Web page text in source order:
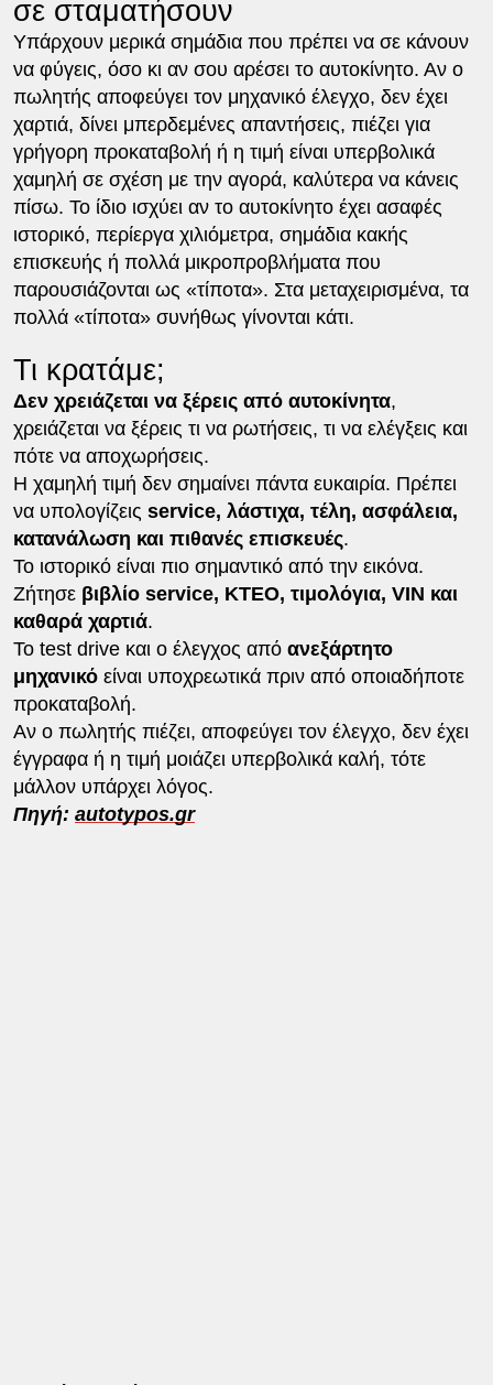
σε σταματήσουν
Υπάρχουν μερικά σημάδια που πρέπει να σε κάνουν
να φύγεις, όσο κι αν σου αρέσει το αυτοκίνητο. Αν ο
πωλητής αποφεύγει τον μηχανικό έλεγχο, δεν έχει
χαρτιά, δίνει μπερδεμένες απαντήσεις, πιέζει για
γρήγορη προκαταβολή ή η τιμή είναι υπερβολικά
χαμηλή σε σχέση με την αγορά, καλύτερα να κάνεις
πίσω. Το ίδιο ισχύει αν το αυτοκίνητο έχει ασαφές
ιστορικό, περίεργα χιλιόμετρα, σημάδια κακής
επισκευής ή πολλά μικροπροβλήματα που
παρουσιάζονται ως «τίποτα». Στα μεταχειρισμένα, τα
πολλά «τίποτα» συνήθως γίνονται κάτι.
Τι κρατάμε;
Δεν χρειάζεται να ξέρεις από αυτοκίνητα,
χρειάζεται να ξέρεις τι να ρωτήσεις, τι να ελέγξεις και
πότε να αποχωρήσεις.
Η χαμηλή τιμή δεν σημαίνει πάντα ευκαιρία. Πρέπει
να υπολογίζεις service, λάστιχα, τέλη, ασφάλεια,
κατανάλωση και πιθανές επισκευές.
Το ιστορικό είναι πιο σημαντικό από την εικόνα.
Ζήτησε βιβλίο service, ΚΤΕΟ, τιμολόγια, VIN και
καθαρά χαρτιά.
Το test drive και ο έλεγχος από ανεξάρτητο
μηχανικόείναι υποχρεωτικά πριν από οποιαδήποτε
προκαταβολή.
Αν ο πωλητής πιέζει, αποφεύγει τον έλεγχο, δεν έχει
έγγραφα ή η τιμή μοιάζει υπερβολικά καλή, τότε
μάλλον υπάρχει λόγος.
Πηγή: autotypos.gr